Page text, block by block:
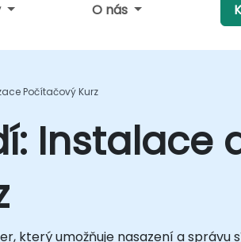
O nás
Počítačový Kurz
Instalace
který umožňuje nasazení a správu